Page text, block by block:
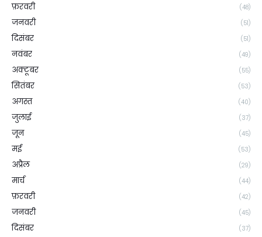
फ़रवरी (48)
जनवरी (51)
दिसंबर (51)
नवंबर (49)
अक्टूबर (55)
सितंबर (53)
अगस्त (40)
जुलाई (37)
जून (45)
मई (53)
अप्रैल (29)
मार्च (44)
फ़रवरी (42)
जनवरी (45)
दिसंबर (37)